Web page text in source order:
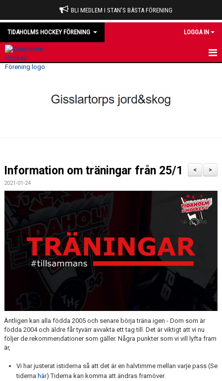
BLI MEDLEM I STAN'S BÄSTA FÖRENING
TIDAHOLMS HOCKEY FÖRENING LOGGA IN
MATCHER
DOMARE
MEDLEM
KIOSKEN
THF UNGDOMSPOLICY - RÖDA TRÅD
BILDGALLERI
TRISSBOLAGET
DOKUMENT
ALLMÄNHETENS ÅKNING
>
<
Information om träningar från 25/1
2021-01-24
Äntligen kan alla födda 2005 och senare börja träna igen - Dom som är
födda 2004 och äldre får tyvärr avvakta ett tag till. Det är viktigt att vi nu
följer de rekommendationer som gäller. Några punkter som vi vill lyfta fram
är,
Vi har justerat istiderna så att det är en halvtimme mellan varje pass (Se
tiderna här) Tiderna kan komma att ändras framöver.